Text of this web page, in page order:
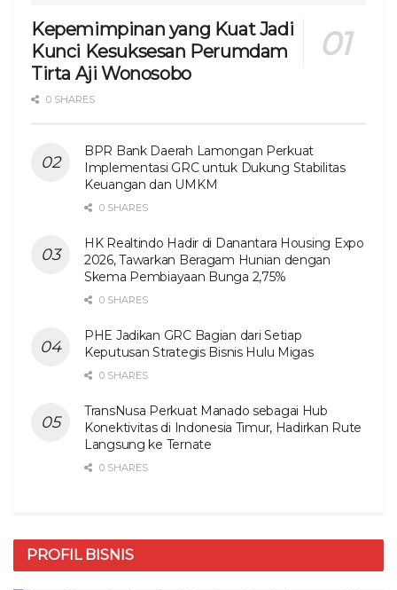
Kepemimpinan yang Kuat Jadi
Kunci Kesuksesan Perumdam
Tirta Aji Wonosobo
0 SHARES
BPR Bank Daerah Lamongan Perkuat
Implementasi GRC untuk Dukung Stabilitas
Keuangan dan UMKM
0 SHARES
HK Realtindo Hadir di Danantara Housing Expo
2026, Tawarkan Beragam Hunian dengan
Skema Pembiayaan Bunga 2,75%
0 SHARES
PHE Jadikan GRC Bagian dari Setiap
Keputusan Strategis Bisnis Hulu Migas
0 SHARES
TransNusa Perkuat Manado sebagai Hub
Konektivitas di Indonesia Timur, Hadirkan Rute
Langsung ke Ternate
0 SHARES
PROFIL BISNIS